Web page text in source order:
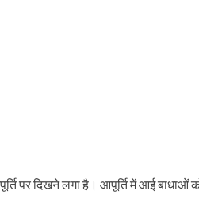
पर दिखने लगा है। आपूर्ति में आई बाधाओं